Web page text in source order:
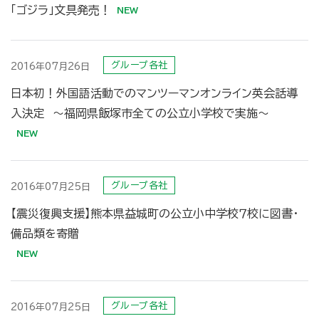
「ゴジラ」文具発売！
2016年07月26日 グループ各社
日本初！外国語活動でのマンツーマンオンライン英会話導
入決定 〜福岡県飯塚市全ての公立小学校で実施〜
2016年07月25日 グループ各社
【震災復興支援】熊本県益城町の公立小中学校７校に図書・
備品類を寄贈
2016年07月25日 グループ各社